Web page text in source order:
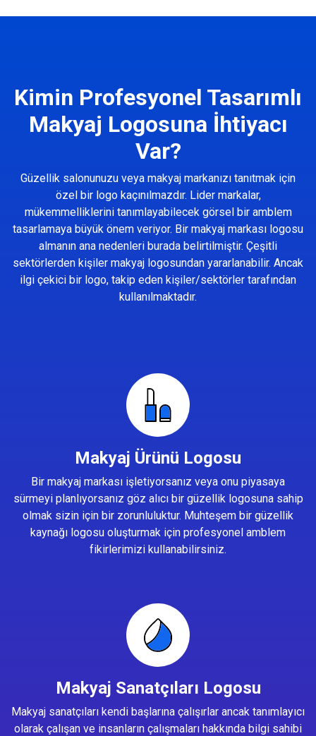
Kimin Profesyonel Tasarımlı
Makyaj Logosuna İhtiyacı
Var?
Güzellik salonunuzu veya makyaj markanızı tanıtmak için
özel bir logo kaçınılmazdır. Lider markalar,
mükemmelliklerini tanımlayabilecek görsel bir amblem
tasarlamaya büyük önem veriyor. Bir makyaj markası logosu
almanın ana nedenleri burada belirtilmiştir. Çeşitli
sektörlerden kişiler makyaj logosundan yararlanabilir. Ancak
ilgi çekici bir logo, takip eden kişiler/sektörler tarafından
kullanılmaktadır.
Makyaj Ürünü Logosu
Bir makyaj markası işletiyorsanız veya onu piyasaya
sürmeyi planlıyorsanız göz alıcı bir güzellik logosuna sahip
olmak sizin için bir zorunluluktur. Muhteşem bir güzellik
kaynağı logosu oluşturmak için profesyonel amblem
fikirlerimizi kullanabilirsiniz.
Makyaj Sanatçıları Logosu
Makyaj sanatçıları kendi başlarına çalışırlar ancak tanımlayıcı
olarak çalışan ve insanların çalışmaları hakkında bilgi sahibi